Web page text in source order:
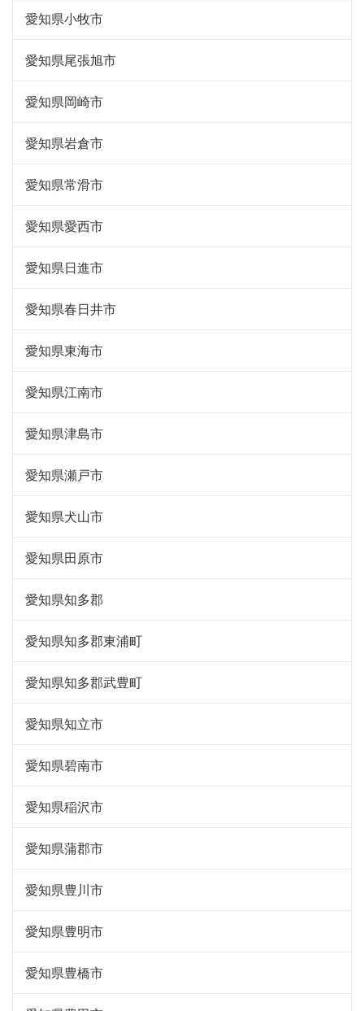
愛知県小牧市
愛知県尾張旭市
愛知県岡崎市
愛知県岩倉市
愛知県常滑市
愛知県愛西市
愛知県日進市
愛知県春日井市
愛知県東海市
愛知県江南市
愛知県津島市
愛知県瀬戸市
愛知県犬山市
愛知県田原市
愛知県知多郡
愛知県知多郡東浦町
愛知県知多郡武豊町
愛知県知立市
愛知県碧南市
愛知県稲沢市
愛知県蒲郡市
愛知県豊川市
愛知県豊明市
愛知県豊橋市